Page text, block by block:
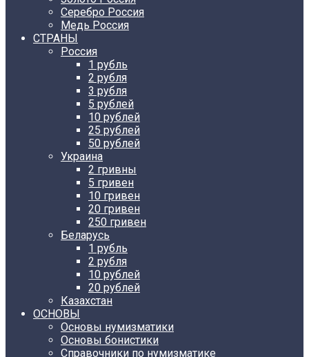
Серебро Россия
Медь Россия
СТРАНЫ
Россия
1 рубль
2 рубля
3 рубля
5 рублей
10 рублей
25 рублей
50 рублей
Украина
2 гривны
5 гривен
10 гривен
20 гривен
250 гривен
Беларусь
1 рубль
2 рубля
10 рублей
20 рублей
Казахстан
ОСНОВЫ
Основы нумизматики
Основы бонистики
Справочники по нумизматике